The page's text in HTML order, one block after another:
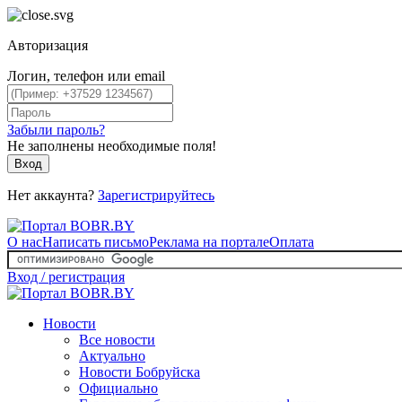
Авторизация
Логин, телефон или email
Забыли пароль?
Не заполнены необходимые поля!
Вход
Нет аккаунта? Зарегистрируйтесь
О насНаписать письмоРеклама на порталеОплата
Вход / регистрация
Новости
Все новости
Актуально
Новости Бобруйска
Официально